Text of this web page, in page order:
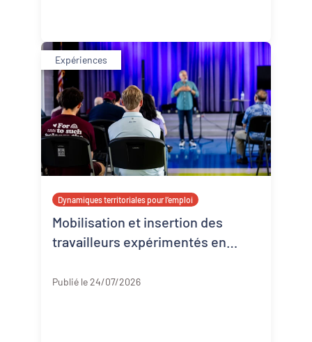
Expériences
Dynamiques territoriales pour l’emploi
Mobilisation et insertion des
travailleurs expérimentés en
Publié le 24/07/2026